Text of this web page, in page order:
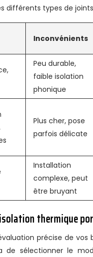
différents types de
Inconvénients
Peu durable,
faible isolation
phonique
Plus cher, pose
parfois délicate
Installation
complexe, peut
être bruyant
thermique
précise de
de sélectionner le